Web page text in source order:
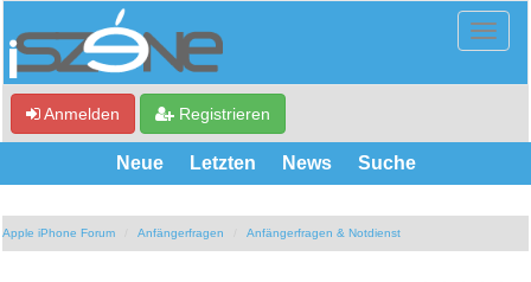
Anmelden Registrieren
Neue Letzten News Suche
Apple iPhone Forum Anfängerfragen Anfängerfragen & Notdienst